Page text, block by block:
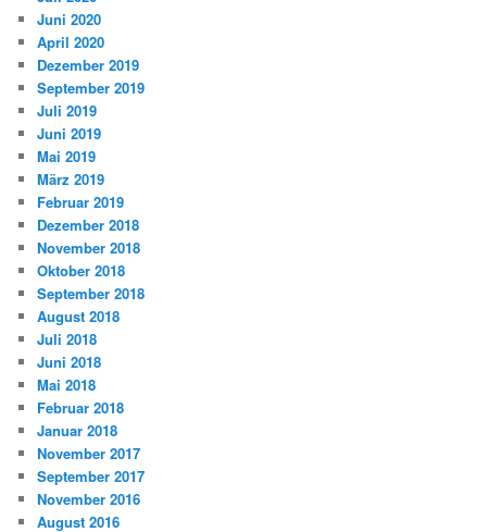
Juni 2020
April 2020
Dezember 2019
September 2019
Juli 2019
Juni 2019
Mai 2019
März 2019
Februar 2019
Dezember 2018
November 2018
Oktober 2018
September 2018
August 2018
Juli 2018
Juni 2018
Mai 2018
Februar 2018
Januar 2018
November 2017
September 2017
November 2016
August 2016